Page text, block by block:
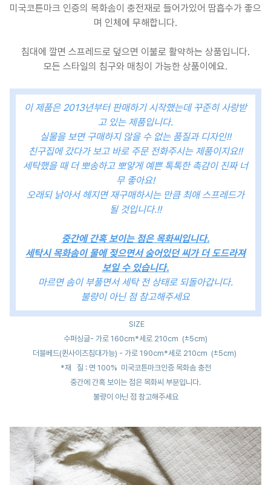
미국코튼마크 인증의 목화솜이 충전재로 들어가있어 땀흡수가 좋으
며 인체에 무해합니다.
침대에 깔면 스프레드로 덮으면 이불로 활약하는 상품입니다.
모든 스타일의 침구와 매칭이 가능한 상품이에요.
이 제품은 2013년부터 판매하기 시작했는데 꾸준히 사랑받
고 있는 제품입니다.
실물을 보면 구매하지 않을 수 없는 품질과 디자인!!
친구집에 갔다가 보고 바로 주문 전화주시는 제품이지요!!
세탁했을 때 더 뽀송하고 뽀얗게 예쁜 톡톡한 촉감이 진짜 너
무 좋아요!
오래되 낡아서 헤지면 재구매하시는 만큼 최애 스프레드가
될 것입니다.!!
중간에 간혹 보이는 점은 목화씨입니다.
세탁시 목화솜이 물에 젖으면서 숨어있던 씨가 더 도드라져
보일 수 있습니다.
마르면 솜이 부풀면서 세탁 전 상태로 되돌아갑니다.
불량이 아닌 점 참고해주세요
SIZE
수퍼싱글- 가로 160cm*세로 210cm (±5cm)
더블베드(퀸사이즈침대가능) - 가로 190cm*세로 210cm (±5cm)
*재 질 : 면 100% 미국코튼마크인증 목화솜 충전
중간에 간혹 보이는 점은 목화씨 부분입니다.
불량이 아닌 점 참고해주세요